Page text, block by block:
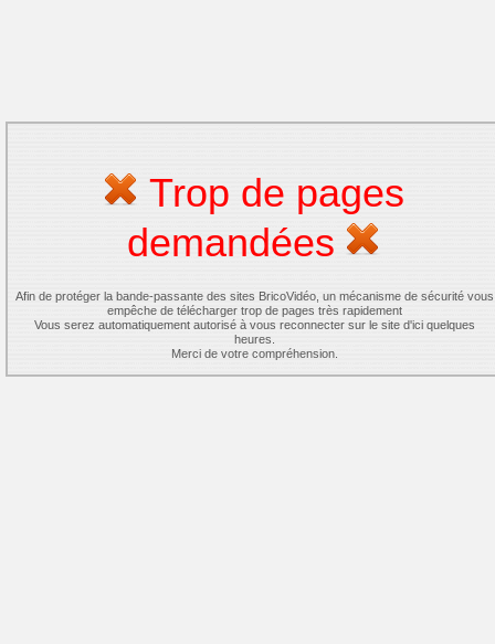
Trop de pages
demandées
Afin de protéger la bande-passante des sites BricoVidéo, un mécanisme de sécurité vous
empêche de télécharger trop de pages très rapidement
Vous serez automatiquement autorisé à vous reconnecter sur le site d'ici quelques
heures.
Merci de votre compréhension.